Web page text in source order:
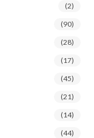
(2)
(90)
(28)
(17)
(45)
(21)
(14)
(44)